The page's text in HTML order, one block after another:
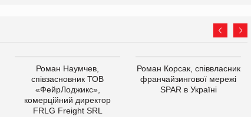
Роман Наумчев,
співзасновник ТОВ
«ФейрЛоджикс»,
комерційний директор
FRLG Freight SRL
Роман Корсак, співвласник
франчайзингової мережі
SPAR в Україні